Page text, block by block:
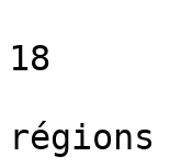
18
régions